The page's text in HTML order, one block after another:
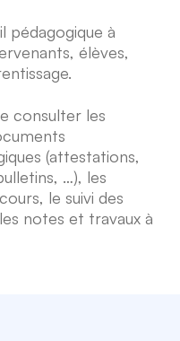
pédagogique à
élèves,
consulter les
(attestations,
…), les
le suivi des
notes et travaux à